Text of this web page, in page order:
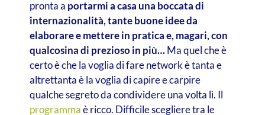
pronta a portarmi a casa una boccata di
internazionalità, tante buone idee da
elaborare e mettere in pratica e, magari, con
qualcosina di prezioso in più…Ma quel che è
certo è che la voglia di fare network è tanta e
altrettanta è la voglia di capire e carpire
qualche segreto da condividere una volta lì. Il
programmaè ricco. Difficile scegliere tra le